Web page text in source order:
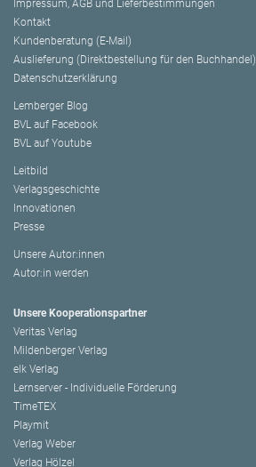
Impressum, AGB und Lieferbestimmungen
Kontakt
Kundenberatung (E-Mail)
Auslieferung (Direktbestellung für den Buchhandel)
Datenschutzerklärung
Lemberger Blog
BVL auf Facebook
BVL auf Youtube
Leitbild
Verlagsgeschichte
Innovationen
Presse
Unsere Autor:innen
Autor:in werden
Unsere Kooperationspartner
Veritas Verlag
Mildenberger Verlag
elk Verlag
Lernserver - Individuelle Förderung
TimeTEX
Playmit
Verlag Weber
Verlag Hölzel